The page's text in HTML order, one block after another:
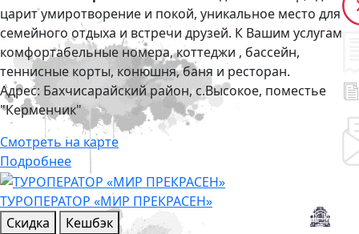
царит умиротворение и покой, уникальное место для
семейного отдыха и встречи друзей. К Вашим услугам
комфортабельные номера, коттеджи , бассейн,
теннисные корты, конюшня, баня и ресторан.
Адрес: Бахчисарайский район, с.Высокое, поместье
"Керменчик"
Смотреть на карте
Подробнее
ТУРОПЕРАТОР «МИР ПРЕКРАСЕН»
Скидка
Кешбэк